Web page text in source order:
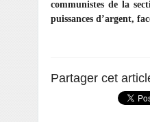
communistes de la
puissances d’argent,
Partager cet